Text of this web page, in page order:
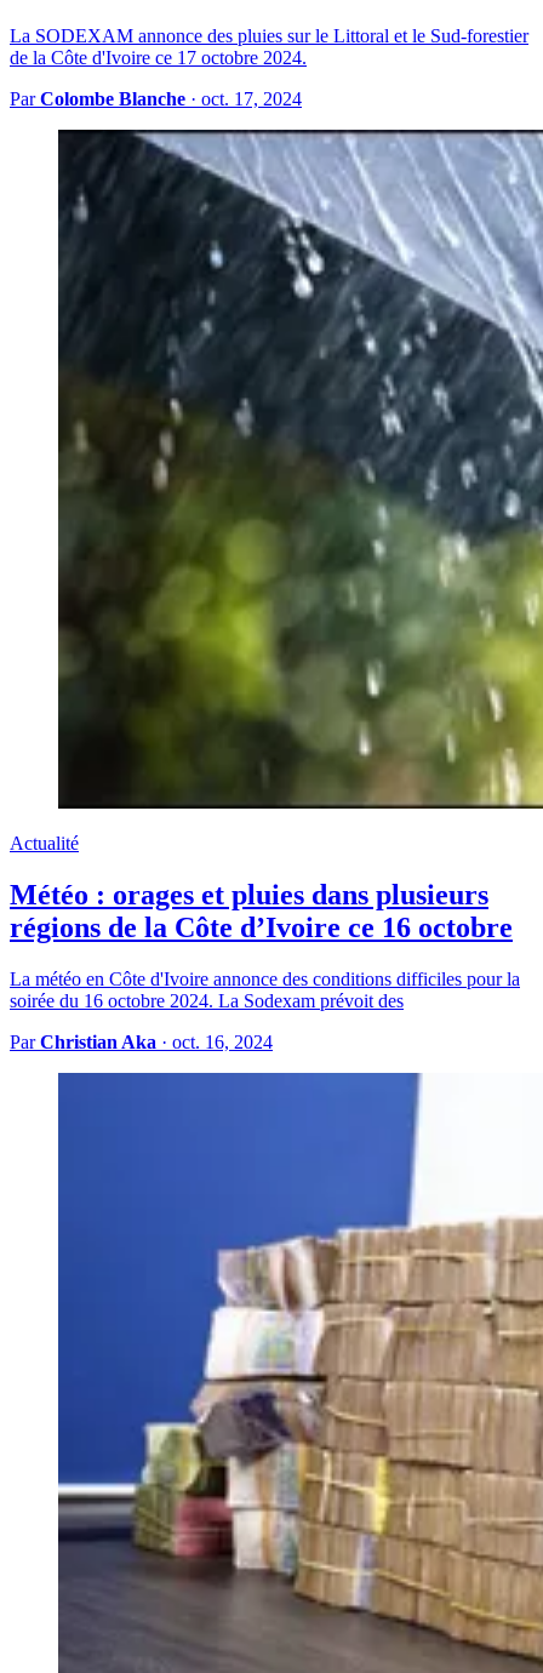
La SODEXAM annonce des pluies sur le Littoral et le Sud-forestier
de la Côte d'Ivoire ce 17 octobre 2024.
ParColombe Blanche · oct. 17, 2024
Actualité
Météo : orages et pluies dans plusieurs
régions de la Côte d’Ivoire ce 16 octobre
La météo en Côte d'Ivoire annonce des conditions difficiles pour la
soirée du 16 octobre 2024. La Sodexam prévoit des
ParChristian Aka · oct. 16, 2024